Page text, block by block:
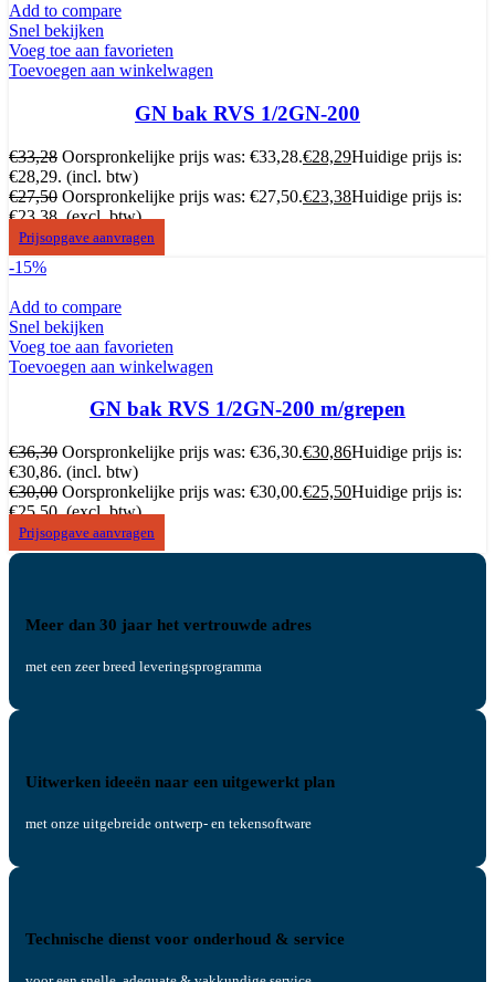
Add to compare
Snel bekijken
Voeg toe aan favorieten
Toevoegen aan winkelwagen
GN bak RVS 1/2GN-200
€33,28 Oorspronkelijke prijs was: €33,28.€28,29Huidige prijs is:
€28,29. (incl. btw)
€27,50 Oorspronkelijke prijs was: €27,50.€23,38Huidige prijs is:
€23,38. (excl. btw)
Prijsopgave aanvragen
-15%
Add to compare
Snel bekijken
Voeg toe aan favorieten
Toevoegen aan winkelwagen
GN bak RVS 1/2GN-200 m/grepen
€36,30 Oorspronkelijke prijs was: €36,30.€30,86Huidige prijs is:
€30,86. (incl. btw)
€30,00 Oorspronkelijke prijs was: €30,00.€25,50Huidige prijs is:
€25,50. (excl. btw)
Prijsopgave aanvragen
Meer dan 30 jaar het vertrouwde adres
met een zeer breed leveringsprogramma
Uitwerken ideeën naar een uitgewerkt plan
met onze uitgebreide ontwerp- en tekensoftware
Technische dienst voor onderhoud & service